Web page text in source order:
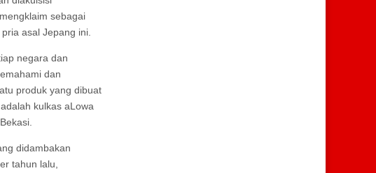
sebagai
asal Jepang ini.
negara dan
dan
produk yang dibuat
kulkas aLowa
didambakan
tahun lalu,